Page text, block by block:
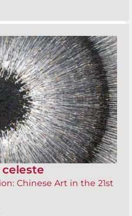
celeste
Chinese Art in the 21st